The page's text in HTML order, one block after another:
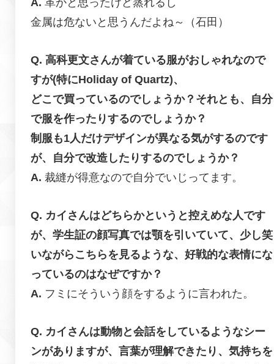
革かと思ったけど蒸れるし
金属は危ないと思うんだよね～（石田）
高科更文さんが着ている服がおしゃれなので
すが(特にHoliday of Quartz)、
どこで買っているのでしょうか？それとも、自分
で服を作ったりするのでしょうか？
制服も1人だけデザインが異なる気がするのです
が、自分で改造したりするのでしょうか？
裁縫が得意なので自分でいじってます。
カイさんはどちらかというと控えめな人です
が、学生証の顔写真では顎を引いていて、少し笑
いながらこちらを見るような、好戦的な表情にな
っているのはなぜですか？
フミにそういう顔をするように言われた。
カイさんは動物と会話をしているようなシー
ンがありますが、言葉が理解できたり、気持ちを